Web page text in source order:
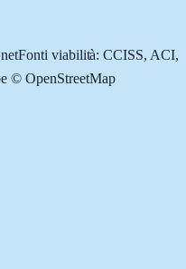
Fonti viabilità: CCISS, ACI,
© OpenStreetMap